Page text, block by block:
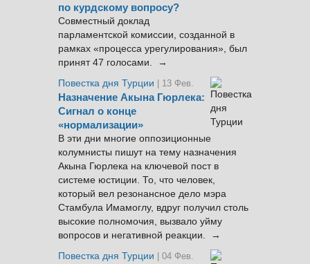
по курдскому вопросу?
Совместный доклад
парламентской комиссии, созданной в
рамках «процесса урегулирования», был
принят 47 голосами. →
Повестка дня Турции
| 13 Фев.
Назначение Акына Гюрлека:
Сигнал о конце
«нормализации»
В эти дни многие оппозиционные
колумнисты пишут на тему назначения
Акына Гюрлека на ключевой пост в
системе юстиции. То, что человек,
который вел резонансное дело мэра
Стамбула Имамоглу, вдруг получил столь
высокие полномочия, вызвало уйму
вопросов и негативной реакции. →
Повестка дня Турции
| 04 Фев.